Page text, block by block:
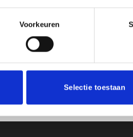
Voorkeuren
Selectie toestaan